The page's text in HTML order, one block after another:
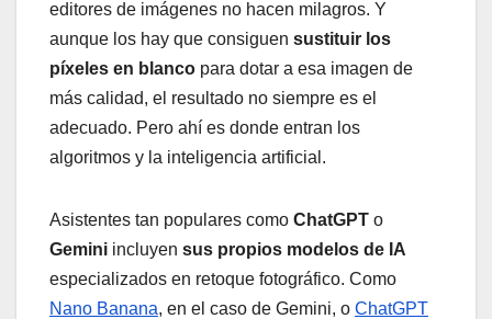
editores de imágenes no hacen milagros. Y
aunque los hay que consiguen sustituir los
píxeles en blanco para dotar a esa imagen de
más calidad, el resultado no siempre es el
adecuado. Pero ahí es donde entran los
algoritmos y la inteligencia artificial.
Asistentes tan populares como ChatGPT o
Gemini incluyen sus propios modelos de IA
especializados en retoque fotográfico. Como
Nano Banana, en el caso de Gemini, o ChatGPT